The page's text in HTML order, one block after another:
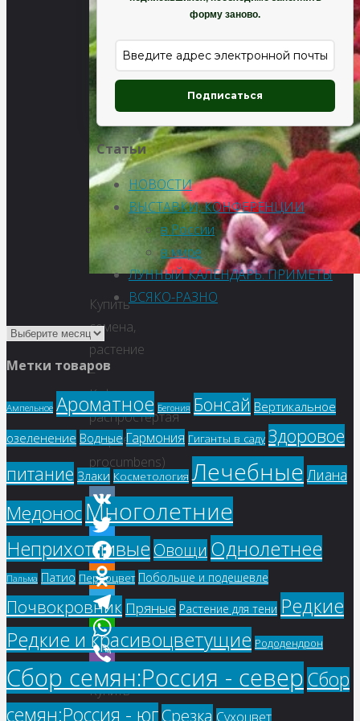
Купить
семена,
растение
–
Куфея
распростертая
(Сuphea
procumbens)
VK
Twitter
Facebook
Odnoklassniki
Telegram
WhatsApp
Viber
Купить
семена,
форму заново.
Подписаться
Статьи
НОВОСТИ
ВЫСТАВКИ, КОНФЕРЕНЦИИ
в России
в мире
ЛУННЫЙ КАЛЕНДАРЬ. ПРИМЕТЫ
ВСЯКО-РАЗНО
Метки товаров
Ампельное Ароматное Бегония Бонсай Вертикальное
озеленение Водные Гармония Гиганты в саду Здоровое
питание Злаки Косметология Лечебные Лиана
МедоносМноголетние
Неприхотливые Овощи Однолетнее
Пальма Патио Первоцвет Побольше и подешевле
Почвокровник Пряные Растение для тени Редкие
Редкие и красивоцветущие Рододендрон
Сбор семян:Россия - северСбор
семян:Россия - югСрезка Сухоцвет